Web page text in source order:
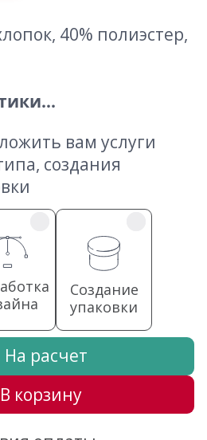
40% полиэстер,
вам услуги
создания
Создание
упаковки
На расчет
В корзину